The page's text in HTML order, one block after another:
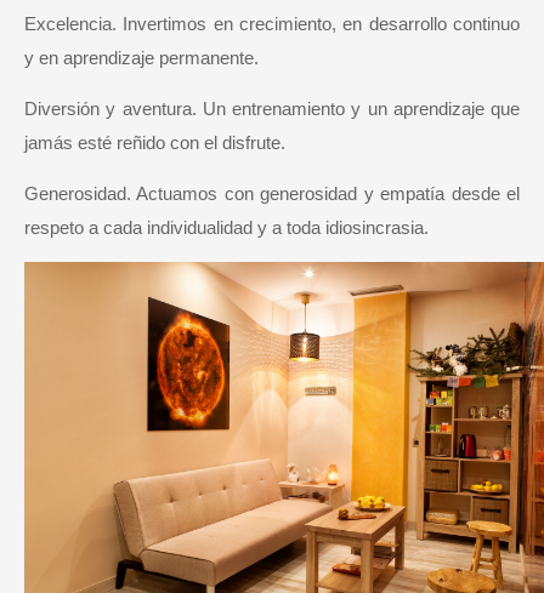
Excelencia. Invertimos en crecimiento, en desarrollo continuo
y en aprendizaje permanente.
Diversión y aventura. Un entrenamiento y un aprendizaje que
jamás esté reñido con el disfrute.
Generosidad. Actuamos con generosidad y empatía desde el
respeto a cada individualidad y a toda idiosincrasia.